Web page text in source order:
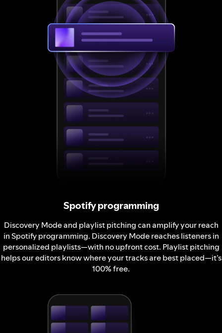
Spotify programming
Discovery Mode and playlist pitching can amplify your reach
in Spotify programming. Discovery Mode reaches listeners in
personalized playlists—with no upfront cost. Playlist pitching
helps our editors know where your tracks are best placed—it’s
100% free.